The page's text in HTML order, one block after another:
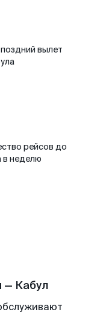
вылет
рейсов до
в неделю
— Кабул